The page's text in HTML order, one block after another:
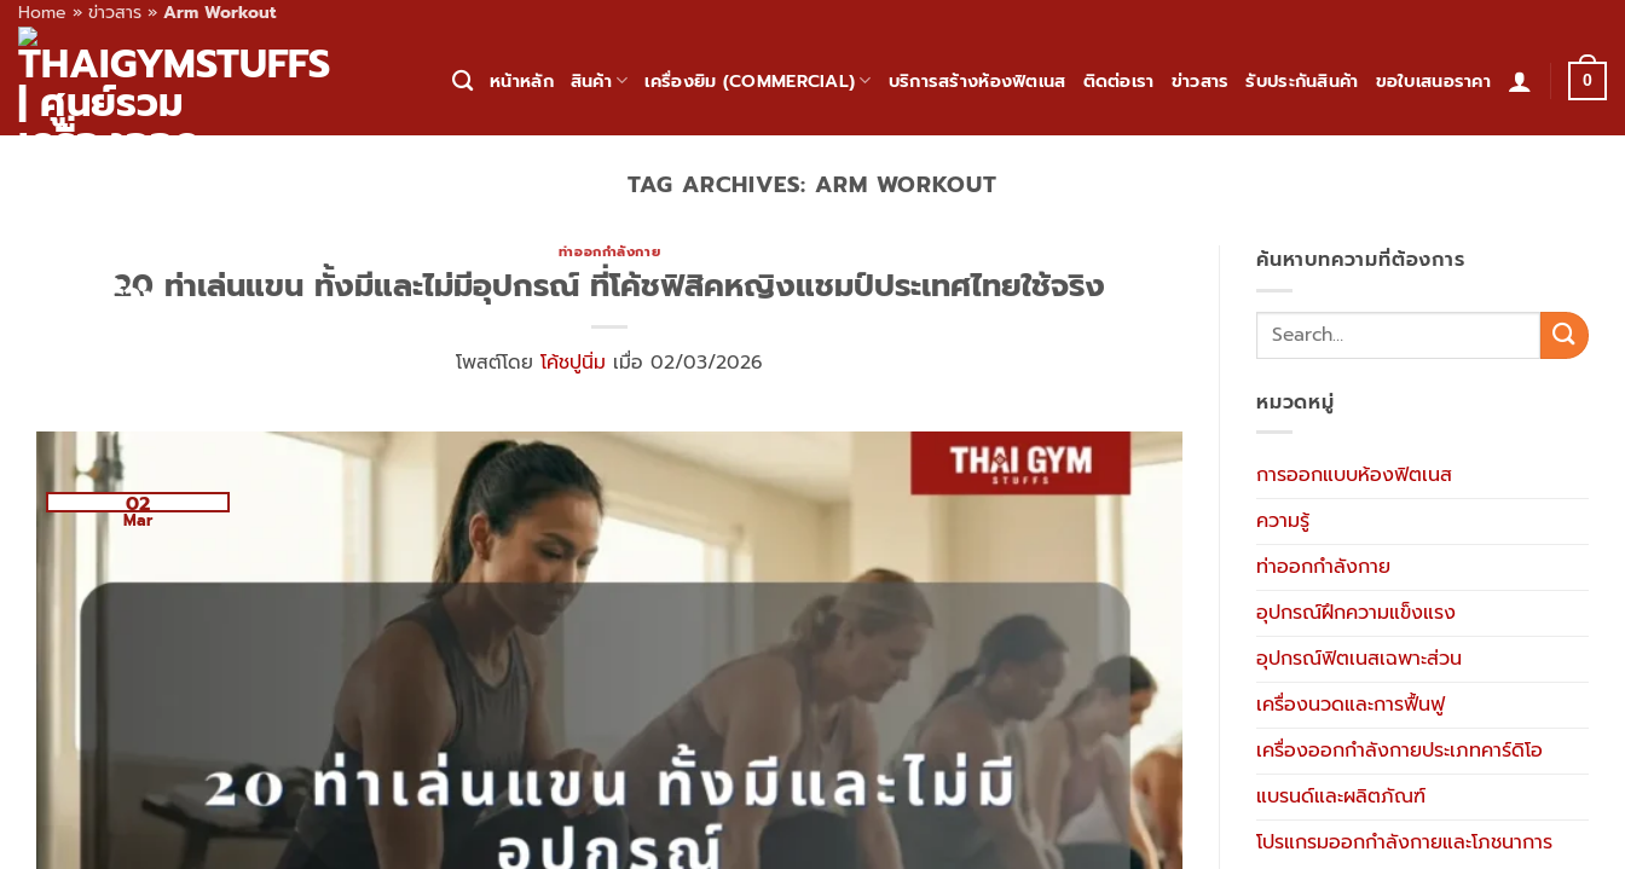
Home » ข่าวสาร » Arm Workout
Skip
content
หน้าหลัก สินค้า เครื่องยิม (COMMERCIAL) บริการสร้างห้องฟิตเนส ติดต่อเรา ข่าวสาร รับประกันสินค้า ขอใบเสนอราคา 0
TAG ARCHIVES: ARM WORKOUT
ท่าออกกำลังกาย
20 ท่าเล่นแขน ทั้งมีและไม่มีอุปกรณ์ ที่โค้ชฟิสิคหญิงแชมป์ประเทศไทยใช้จริง
โพสต์โดย โค้ชปูนิ่ม เมื่อ 02/03/2026
02
Mar
ค้นหาบทความที่ต้องการ
หมวดหมู่
การออกแบบห้องฟิตเนส
ความรู้
ท่าออกกำลังกาย
อุปกรณ์ฝึกความแข็งแรง
อุปกรณ์ฟิตเนสเฉพาะส่วน
เครื่องนวดและการฟื้นฟู
เครื่องออกกำลังกายประเภทคาร์ดิโอ
แบรนด์และผลิตภัณฑ์
โปรแกรมออกกำลังกายและโภชนาการ